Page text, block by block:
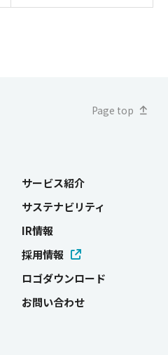
Page top
サービス紹介
サステナビリティ
IR情報
採用情報
ロゴダウンロード
お問い合わせ